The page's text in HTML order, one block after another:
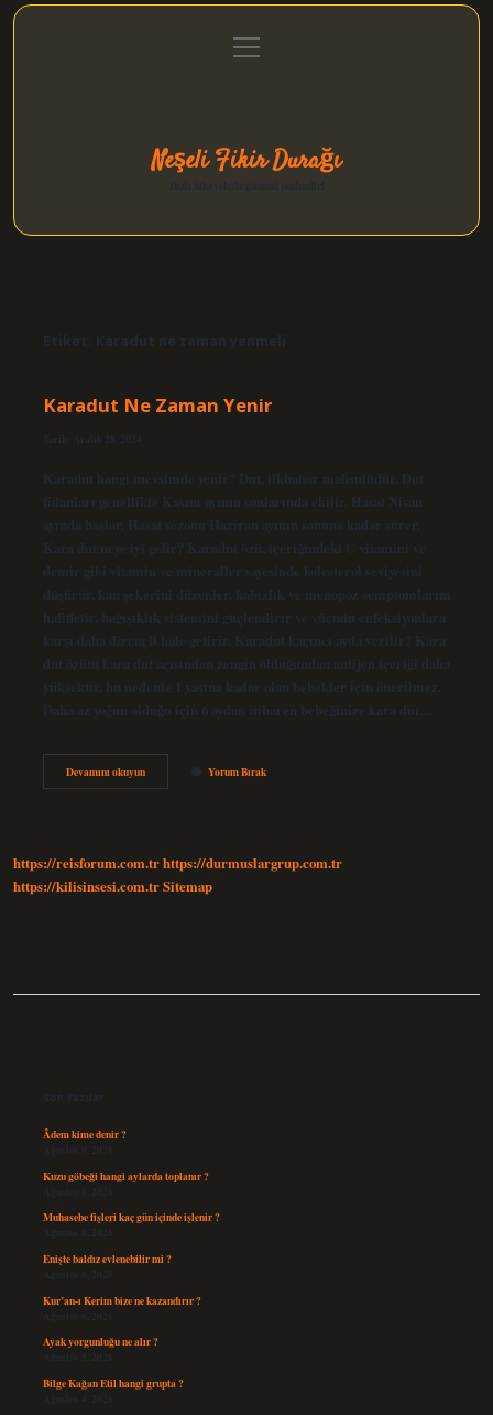
Gizlilik Politikası
menüyü
aç
Neşeli Fikir Durağı
Etiket: Karadut ne zaman yenmeli
Karadut Ne Zaman Yenir
Tarih: Aralık 28, 2024
Karadut hangi mevsimde yenir? Dut, ilkbahar mahsulüdür. Dut
fidanları genellikle Kasım ayının sonlarında ekilir. Hasat Nisan
ayında başlar. Hasat sezonu Haziran ayının sonuna kadar sürer.
Kara dut neye iyi gelir? Karadut özü, içeriğindeki C vitamini ve
demir gibi vitamin ve mineraller sayesinde kolesterol seviyesini
düşürür, kan şekerini düzenler, kabızlık ve menopoz semptomlarını
hafifletir, bağışıklık sistemini güçlendirir ve vücudu enfeksiyonlara
karşı daha dirençli hale getirir. Karadut kaçıncı ayda verilir? Kara
dut özütü kara dut açısından zengin olduğundan antijen içeriği daha
yüksektir, bu nedenle 1 yaşına kadar olan bebekler için önerilmez.
Daha az yoğun olduğu için 6 aydan itibaren bebeğinize kara dut…
Devamını okuyunKaradut
Ne
Yorum Bırak
https://reisforum.com.trhttps://durmuslargrup.com.tr
https://kilisinsesi.com.trSitemap
Son Yazılar
Âdem kime denir ?
Ağustos 9, 2026
Kuzu göbeği hangi aylarda toplanır ?
Ağustos 8, 2026
Muhasebe fişleri kaç gün içinde işlenir ?
Ağustos 8, 2026
Enişte baldız evlenebilir mi ?
Ağustos 6, 2026
Kur’an-ı Kerim bize ne kazandırır ?
Ağustos 6, 2026
Ayak yorgunluğu ne alır ?
Ağustos 5, 2026
Bilge Kağan Etil hangi grupta ?
Ağustos 4, 2026